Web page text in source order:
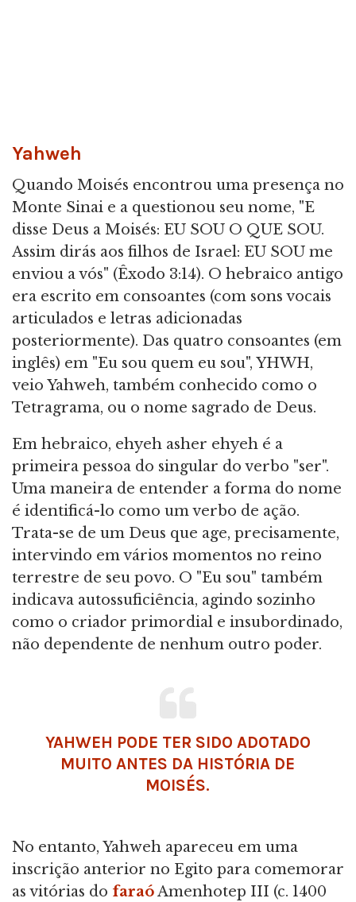
Yahweh
Quando Moisés encontrou uma presença no
Monte Sinai e a questionou seu nome, "E
disse Deus a Moisés: EU SOU O QUE SOU.
Assim dirás aos filhos de Israel: EU SOU me
enviou a vós" (Êxodo 3:14). O hebraico antigo
era escrito em consoantes (com sons vocais
articulados e letras adicionadas
posteriormente). Das quatro consoantes (em
inglês) em "Eu sou quem eu sou", YHWH,
veio Yahweh, também conhecido como o
Tetragrama, ou o nome sagrado de Deus.
Em hebraico, ehyeh asher ehyeh é a
primeira pessoa do singular do verbo "ser".
Uma maneira de entender a forma do nome
é identificá-lo como um verbo de ação.
Trata-se de um Deus que age, precisamente,
intervindo em vários momentos no reino
terrestre de seu povo. O "Eu sou" também
indicava autossuficiência, agindo sozinho
como o criador primordial e insubordinado,
não dependente de nenhum outro poder.
YAHWEH PODE TER SIDO ADOTADO
MUITO ANTES DA HISTÓRIA DE
MOISÉS.
No entanto, Yahweh apareceu em uma
inscrição anterior no Egito para comemorar
as vitórias do faraóAmenhotep III (c. 1400